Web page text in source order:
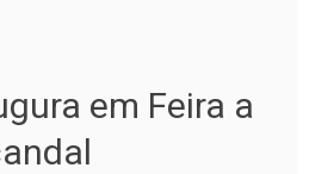
em Feira a